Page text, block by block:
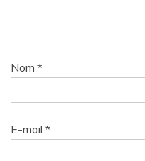
Nom *
E-mail *